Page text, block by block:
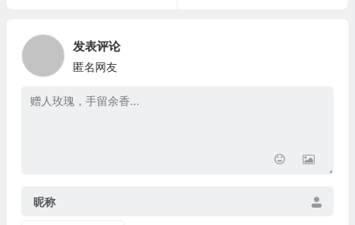
发表评论
匿名网友
昵称